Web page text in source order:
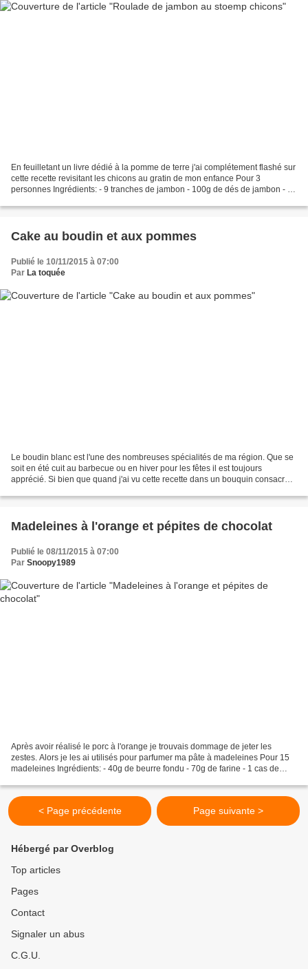
En feuilletant un livre dédié à la pomme de terre j'ai complétement flashé sur
cette recette revisitant les chicons au gratin de mon enfance Pour 3
personnes Ingrédients: - 9 tranches de jambon - 100g de dés de jambon - 6
Cake au boudin et aux pommes
Publié le 10/11/2015 à 07:00
Par La toquée
Le boudin blanc est l'une des nombreuses spécialités de ma région. Que se
soit en été cuit au barbecue ou en hiver pour les fêtes il est toujours
apprécié. Si bien que quand j'ai vu cette recette dans un bouquin consacré
Madeleines à l'orange et pépites de chocolat
Publié le 08/11/2015 à 07:00
Par Snoopy1989
Après avoir réalisé le porc à l'orange je trouvais dommage de jeter les
zestes. Alors je les ai utilisés pour parfumer ma pâte à madeleines Pour 15
madeleines Ingrédients: - 40g de beurre fondu - 70g de farine - 1 cas de
< Page précédente Page suivante >
Hébergé par Overblog
Top articles
Pages
Contact
Signaler un abus
C.G.U.